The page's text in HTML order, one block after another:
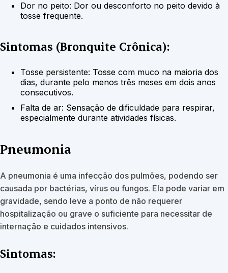
Dor no peito: Dor ou desconforto no peito devido à
tosse frequente.
Sintomas (Bronquite Crônica):
Tosse persistente: Tosse com muco na maioria dos
dias, durante pelo menos três meses em dois anos
consecutivos.
Falta de ar: Sensação de dificuldade para respirar,
especialmente durante atividades físicas.
Pneumonia
A pneumonia é uma infecção dos pulmões, podendo ser
causada por bactérias, vírus ou fungos. Ela pode variar em
gravidade, sendo leve a ponto de não requerer
hospitalização ou grave o suficiente para necessitar de
internação e cuidados intensivos.
Sintomas: